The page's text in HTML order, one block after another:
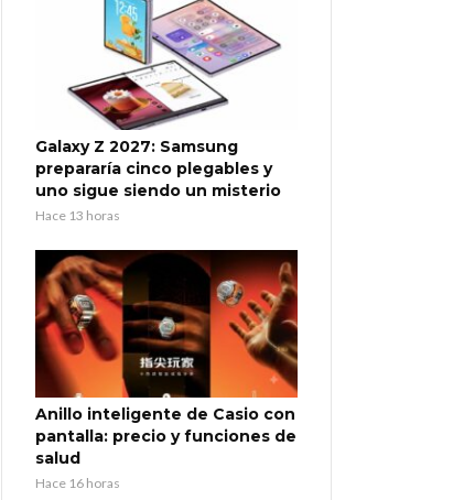
Galaxy Z 2027: Samsung
prepararía cinco plegables y
uno sigue siendo un misterio
Hace 13 horas
Anillo inteligente de Casio con
pantalla: precio y funciones de
salud
Hace 16 horas